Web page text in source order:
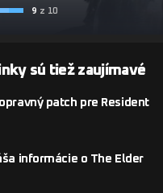
9 z 10
sú tiež zaujímavé
patch pre Resident
informácie o The Elder